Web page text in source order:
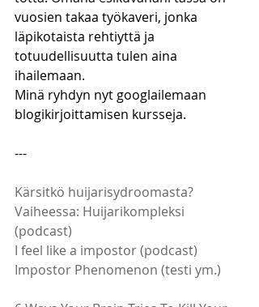
vuosien takaa työkaveri, jonka
läpikotaista rehtiyttä ja
totuudellisuutta tulen aina
ihailemaan.
Minä ryhdyn nyt googlailemaan
blogikirjoittamisen kursseja.
---
Kärsitkö huijarisydroomasta?
Vaiheessa: Huijarikompleksi
(podcast)
I feel like a impostor (podcast)
Impostor Phenomenon (testi ym.)